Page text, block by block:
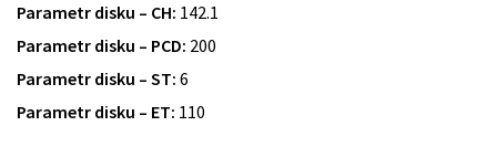
Parametr disku – CH: 142.1
Parametr disku – PCD: 200
Parametr disku – ST: 6
Parametr disku – ET: 110